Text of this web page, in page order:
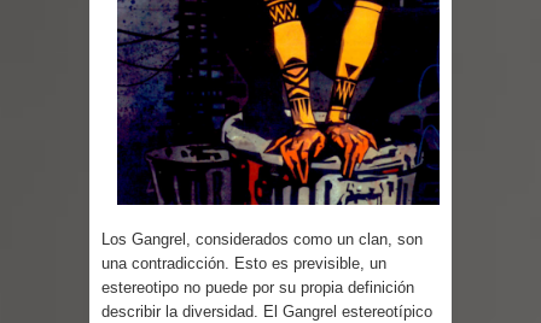
Parte 05: Los Horrores del Infierno
Parte 04: Oídos Sordos
Parte 03: La Traición
Parte 02: Vuelve el Hijo Prodigo
Parte 02: Un Bicho Raro
Los Gangrel, considerados como un clan, son
una contradicción. Esto es previsible, un
estereotipo no puede por su propia definición
describir la diversidad. El Gangrel estereotípico